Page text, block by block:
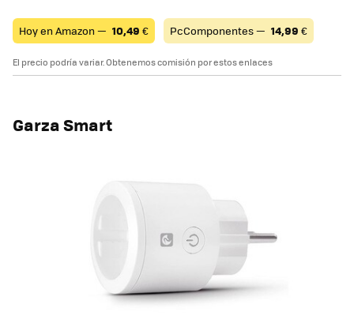
Hoy en Amazon — 10,49 € PcComponentes — 14,99 €
El precio podría variar. Obtenemos comisión por estos enlaces
Garza Smart